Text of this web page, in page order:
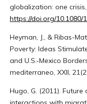
globalization: one
https://doi.org/10.1080/
Heyman, J., & Ribas-
Poverty: Ideas
and U.S.-Mexico
mediterraneo, XXII,
Hugo, G. (2011).